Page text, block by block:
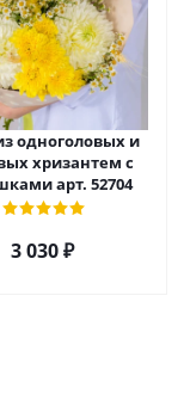
одноголовых и
хризантем с
арт. 52704
3 030₽